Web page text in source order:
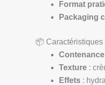
Format
Packaging
📦 Caractéristiques
Contenance
Texture :
Effets :